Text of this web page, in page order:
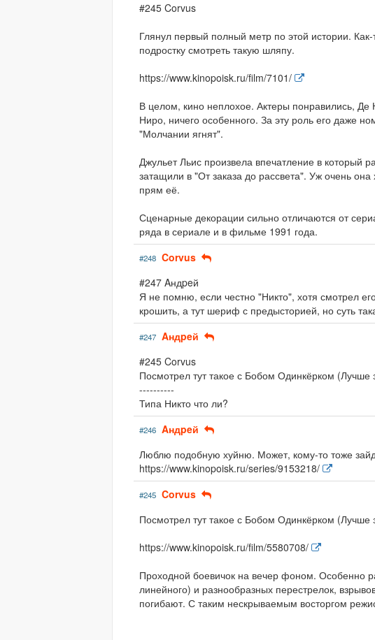
#245 Corvus
Глянул первый полный метр по этой истории.
подростку смотреть такую шляпу.
https://www.kinopoisk.ru/film/7101/
В целом, кино неплохое. Актеры понравились, Де
Ниро, ничего особенного. За эту роль его даже
"Молчании ягнят".
Джульет Льис произвела впечатление в который
затащили в "От заказа до рассвета". Уж очень
прям её.
Сценарные декорации сильно отличаются от
ряда в сериале и в фильме 1991 года.
#248 Corvus
#247 Aндpeй
Я не помню, если честно "Никто", хотя смотрел
крошить, а тут шериф с предысторией, но суть
#247 Aндpeй
#245 Corvus
Посмотрел тут такое с Бобом Одинкёрком (Лучше
----------
Типа Никто что ли?
#246 Aндpeй
Люблю подобную хуйню. Может, кому-то тоже
https://www.kinopoisk.ru/series/9153218/
#245 Corvus
Посмотрел тут такое с Бобом Одинкёрком (Лучше
https://www.kinopoisk.ru/film/5580708/
Проходной боевичок на вечер фоном. Особенно
линейного) и разнообразных перестрелок,
погибают. С таким нескрываемым восторгом